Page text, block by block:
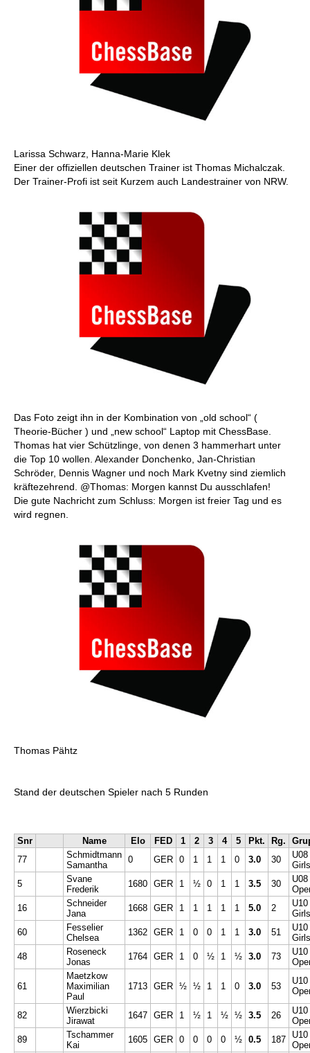
Larissa Schwarz, Hanna-Marie Klek
Einer der offiziellen deutschen Trainer ist Thomas Michalczak.
Der Trainer-Profi ist seit Kurzem auch Landestrainer von NRW.
Das Foto zeigt ihn in der Kombination von „old school“ (
Theorie-Bücher ) und „new school“ Laptop mit ChessBase.
Thomas hat vier Schützlinge, von denen 3 hammerhart unter
die Top 10 wollen. Alexander Donchenko, Jan-Christian
Schröder, Dennis Wagner und noch Mark Kvetny sind ziemlich
kräftezehrend. @Thomas: Morgen kannst Du ausschlafen!
Die gute Nachricht zum Schluss: Morgen ist freier Tag und es
wird regnen.
Thomas Pähtz
Stand der deutschen Spieler nach 5 Runden
Snr Name Elo FED 1 2 3 4 5 Pkt. Rg.
77
Schmidtmann
Samantha
0 GER 0 1 1 1 0 3.0 30
U08
Girls
5
Svane
Frederik
1680 GER 1 ½ 0 1 1 3.5 30
U08
16
Schneider
Jana
1668 GER 1 1 1 1 1 5.0 2
U10
Girls
60
Fesselier
Chelsea
1362 GER 1 0 0 1 1 3.0 51
U10
Girls
48
Roseneck
Jonas
1764 GER 1 0 ½ 1 ½ 3.0 73
U10
61
Maetzkow
Maximilian
Paul
1713 GER ½ ½ 1 1 0 3.0 53
U10
82
Wierzbicki
Jirawat
1647 GER 1 ½ 1 ½ ½ 3.5 26
U10
89
Tschammer
Kai
1605 GER 0 0 0 0 ½ 0.5 187
U10